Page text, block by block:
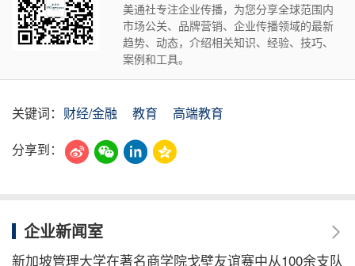
美通社专注企业传播，为您分享全球范围内
市场公关、品牌营销、企业传播领域的最新
趋势、动态，介绍相关知识、经验、技巧、
案例和工具。
关键词： 财经/金融 教育
高端教育
分享到：
企业新闻室
新加坡管理大学在著名商学院戈壁友谊赛中从100余支队